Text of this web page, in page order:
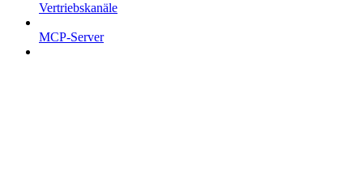
Vertriebskanäle
MCP-Server